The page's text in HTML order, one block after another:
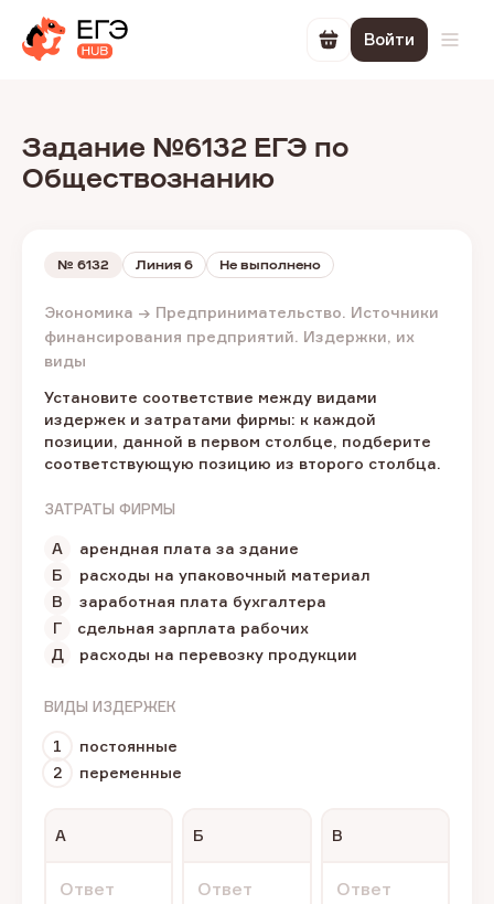
Перейти в
Войти
Задание №6132 ЕГЭ по
Обществознанию
№ 6132 Линия 6 Не выполнено
Экономика → Предпринимательство. Источники
финансирования предприятий. Издержки, их
виды
Установите соответствие между видами
издержек и затратами фирмы: к каждой
позиции, данной в первом столбце, подберите
соответствующую позицию из второго столбца.
ЗАТРАТЫ ФИРМЫ
А
арендная плата за здание
Б
расходы на упаковочный материал
В
заработная плата бухгалтера
Г
сдельная зарплата рабочих
Д
расходы на перевозку продукции
ВИДЫ ИЗДЕРЖЕК
1
постоянные
2
переменные
А
Ответ
Б
Ответ
В
Ответ